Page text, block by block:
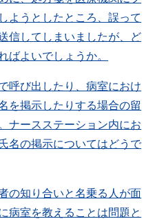
ようとしたところ、誤って
信してしまいましたが、ど
ばよいでしょうか。
呼び出したり、病室におけ
を掲示したりする場合の留
ナースステーション内にお
名の掲示についてはどうで
の知り合いと名乗る人が面
病室を教えることは問題と